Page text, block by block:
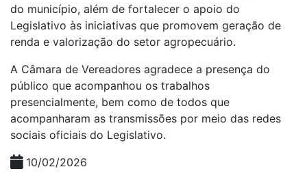
do município, além de fortalecer o apoio do
Legislativo às iniciativas que promovem geração de
renda e valorização do setor agropecuário.
A Câmara de Vereadores agradece a presença do
público que acompanhou os trabalhos
presencialmente, bem como de todos que
acompanharam as transmissões por meio das redes
sociais oficiais do Legislativo.
10/02/2026